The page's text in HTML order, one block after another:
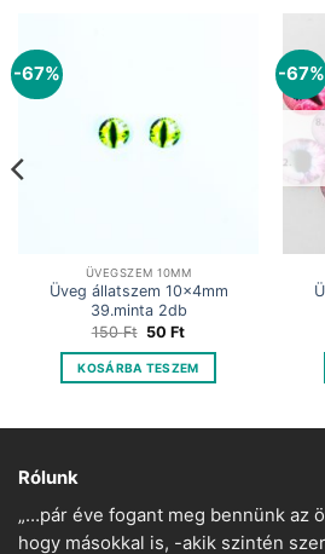
-67%
ÜVEGSZEM 10MM
Üveg állatszem 10x4mm
39.minta 2db
150Ft Original
price
was:
150 Ft.
50FtCurrent
is:
50 Ft.
KOSÁRBA TESZEM
-67%
Rólunk
„…pár éve fogant meg bennünk az
hogy másokkal is, -akik szintén